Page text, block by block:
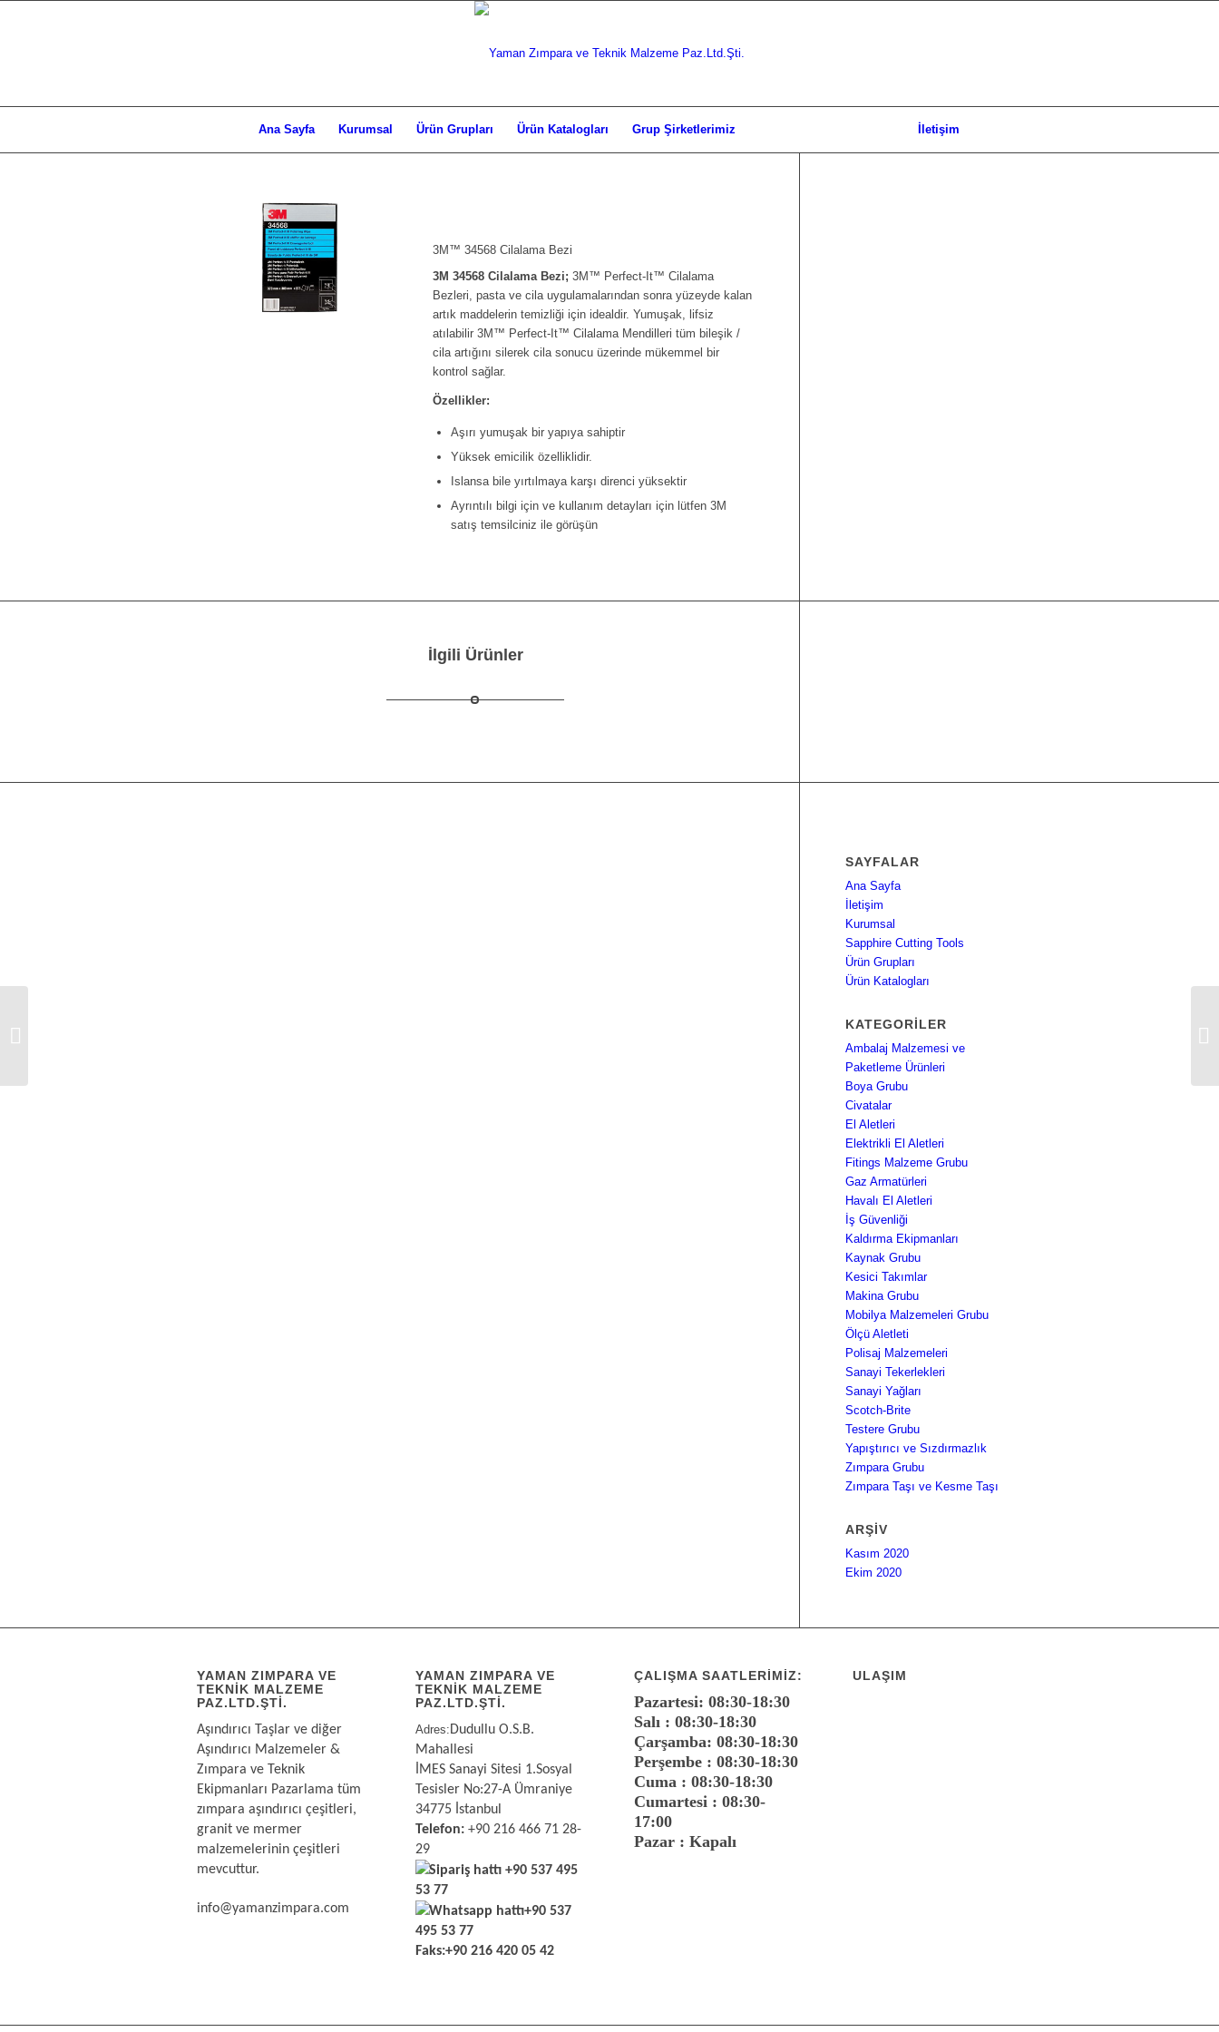
Ana Sayfa Kurumsal Ürün Grupları Ürün Katalogları Grup Şirketlerimiz İletişim
3M™ 34568 Cilalama Bezi
3M 34568 Cilalama Bezi; 3M™ Perfect-It™ Cilalama
Bezleri, pasta ve cila uygulamalarından sonra yüzeyde kalan
artık maddelerin temizliği için idealdir. Yumuşak, lifsiz
atılabilir 3M™ Perfect-It™ Cilalama Mendilleri tüm bileşik /
cila artığını silerek cila sonucu üzerinde mükemmel bir
kontrol sağlar.
Özellikler:
Aşırı yumuşak bir yapıya sahiptir
Yüksek emicilik özelliklidir.
Islansa bile yırtılmaya karşı direnci yüksektir
Ayrıntılı bilgi için ve kullanım detayları için lütfen 3M
satış temsilciniz ile görüşün
İlgili Ürünler
SAYFALAR
Ana Sayfa
İletişim
Kurumsal
Sapphire Cutting Tools
Ürün Grupları
Ürün Katalogları
KATEGORILER
Ambalaj Malzemesi ve
Paketleme Ürünleri
Boya Grubu
Civatalar
El Aletleri
Elektrikli El Aletleri
Fitings Malzeme Grubu
Gaz Armatürleri
Havalı El Aletleri
İş Güvenliği
Kaldırma Ekipmanları
Kaynak Grubu
Kesici Takımlar
Makina Grubu
Mobilya Malzemeleri Grubu
Ölçü Aletleti
Polisaj Malzemeleri
Sanayi Tekerlekleri
Sanayi Yağları
Scotch-Brite
Testere Grubu
Yapıştırıcı ve Sızdırmazlık
Zımpara Grubu
Zımpara Taşı ve Kesme Taşı
ARŞIV
Kasım 2020
Ekim 2020
YAMAN ZIMPARA VE
TEKNIK MALZEME
PAZ.LTD.ŞTI.
Aşındırıcı Taşlar ve diğer
Aşındırıcı Malzemeler &
Zımpara ve Teknik
Ekipmanları Pazarlama tüm
zımpara aşındırıcı çeşitleri,
granit ve mermer
malzemelerinin çeşitleri
mevcuttur.
info@yamanzimpara.com
YAMAN ZIMPARA VE
TEKNİK MALZEME
PAZ.LTD.ŞTİ.
Adres: Dudullu O.S.B.
Mahallesi
İMES Sanayi Sitesi 1.Sosyal
Tesisler No:27-A Ümraniye
34775 İstanbul
Telefon: +90 216 466 71 28-
29
Sipariş hattı+90 537 495
53 77
Whatsapp hattı+90 537
495 53 77
Faks:+90 216 420 05 42
ÇALIŞMA SAATLERIMIZ:
Pazartesi: 08:30-18:30
Salı : 08:30-18:30
Çarşamba: 08:30-18:30
Perşembe : 08:30-18:30
Cuma : 08:30-18:30
Cumartesi : 08:30-
17:00
Pazar : Kapalı
ULAŞIM